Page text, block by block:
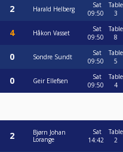
Harald Helberg
Sat
09:50
Table
3
Håkon Vasset
Sat
09:50
Table
8
Sondre Sundt
Sat
09:50
Table
5
Geir Ellefsen
Sat
09:50
Table
4
Bjørn Johan
Lorange
Sat
14:42
Table
2